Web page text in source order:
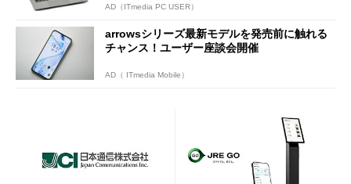
AD（ITmedia PC USER）
arrowsシリーズ最新モデルを発売前に触れる
チャンス！ユーザー座談会開催
AD（ ITmedia Mobile）